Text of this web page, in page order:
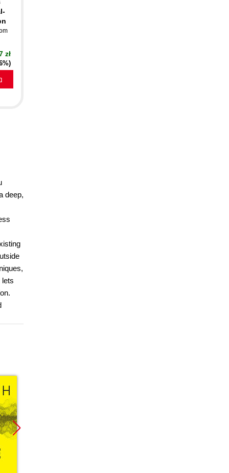
zł
deep,
lets